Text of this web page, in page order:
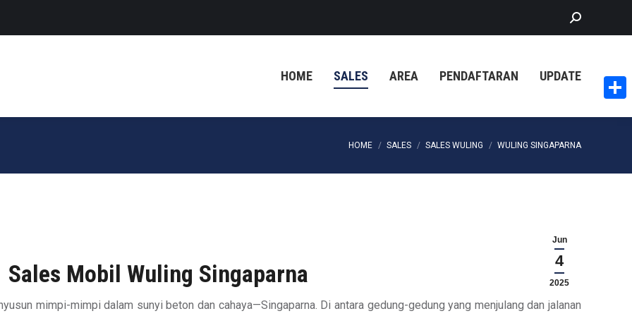
Search:
HOME SALES AREA PENDAFTARAN UPDATE
You are here:
HOME SALES SALES WULING WULING SINGAPARNA
Jun
4
2025
Sales Mobil Wuling Singaparna
mimpi-mimpi dalam sunyi beton dan cahaya—Singaparna. Di antara gedung-gedung yang menjulang dan jalanan